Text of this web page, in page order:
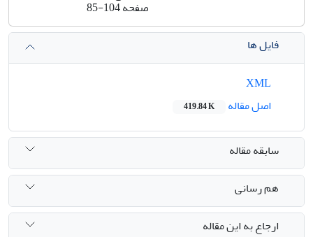
صفحه85-104
فایل ها
اصل مقاله
419.84 K
سابقه مقاله
هم رسانی
ارجاع به این مقاله